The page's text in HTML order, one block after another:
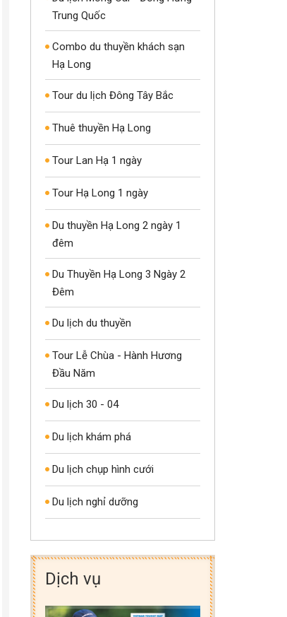
Trung Quốc
Combo du thuyền khách sạn
Hạ Long
Tour du lịch Đông Tây Bắc
Thuê thuyền Hạ Long
Tour Lan Hạ 1 ngày
Tour Hạ Long 1 ngày
Du thuyền Hạ Long 2 ngày 1
đêm
Du Thuyền Hạ Long 3 Ngày 2
Đêm
Du lịch du thuyền
Tour Lễ Chùa - Hành Hương
Đầu Năm
Du lịch 30 - 04
Du lịch khám phá
Du lịch chụp hình cưới
Du lịch nghỉ dưỡng
Dịch vụ